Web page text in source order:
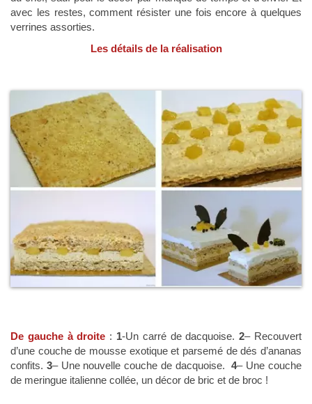
avec les restes, comment résister une fois encore à quelques
verrines assorties.
Les détails de la réalisation
De gauche à droite : 1-Un carré de dacquoise.2– Recouvert
d’une couche de mousse exotique et parsemé de dés d’ananas
confits. 3– Une nouvelle couche de dacquoise.4– Une couche
de meringue italienne collée, un décor de bric et de broc !